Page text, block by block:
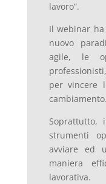
lavoro”.
Il webinar
nuovo
agile, le
per vincere
cambiamento.
Soprattutto,
strumenti
avviare ed
maniera
lavorativa.